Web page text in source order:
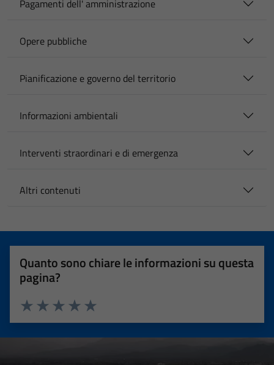
Pagamenti dell' amministrazione
Opere pubbliche
Pianificazione e governo del territorio
Informazioni ambientali
Interventi straordinari e di emergenza
Altri contenuti
Quanto sono chiare le informazioni su questa
pagina?
Valuta 5 stelle su 5
Valuta 4 stelle su 5
Valuta 3 stelle su 5
Valuta 2 stelle su 5
Valuta 1 stelle su 5